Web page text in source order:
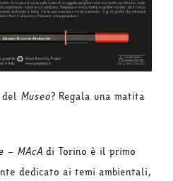
Museo? Regala una matita
– MAcA di Torino è il primo
dedicato ai temi ambientali,